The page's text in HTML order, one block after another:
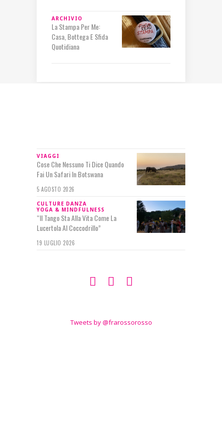
ARCHIVIO
La Stampa Per Me:
Casa, Bottega E Sfida
Quotidiana
VIAGGI
Cose Che Nessuno Ti Dice Quando
Fai Un Safari In Botswana
5 AGOSTO 2026
CULTURE DANZA
YOGA & MINDFULNESS
“Il Tango Sta Alla Vita Come La
Lucertola Al Coccodrillo”
19 LUGLIO 2026
Tweets by @frarossorosso